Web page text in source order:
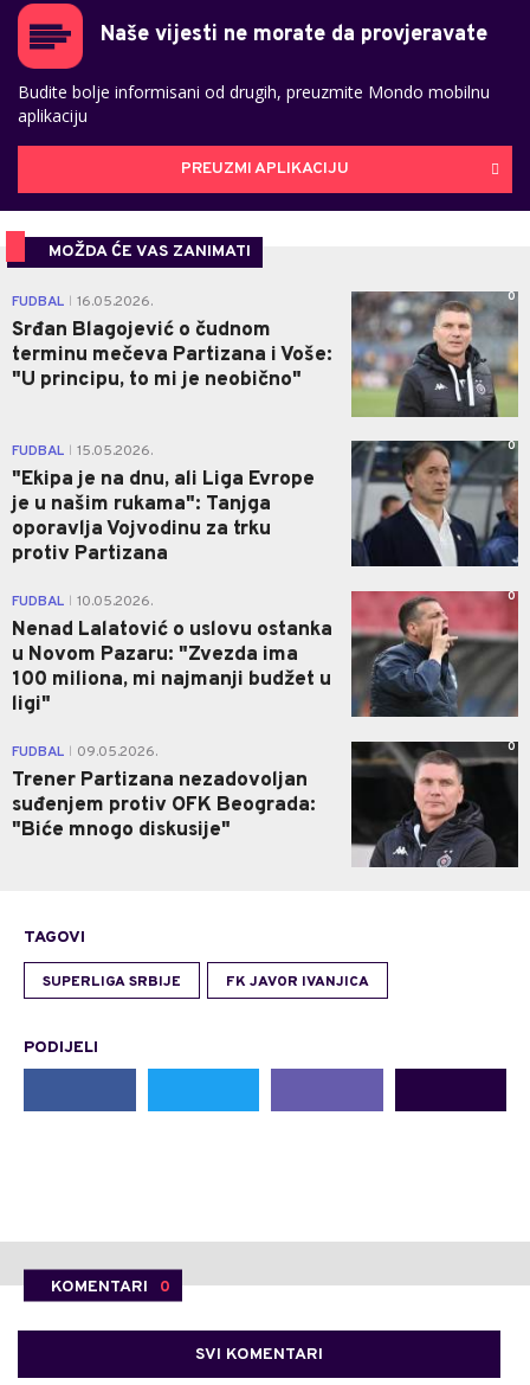
Naše vijesti ne morate da provjeravate
Budite bolje informisani od drugih, preuzmite Mondo mobilnu
aplikaciju
PREUZMI APLIKACIJU
MOŽDA ĆE VAS ZANIMATI
FUDBAL 16.05.2026.
Srđan Blagojević o čudnom
terminu mečeva Partizana i Voše:
"U principu, to mi je neobično"
0
FUDBAL 15.05.2026.
"Ekipa je na dnu, ali Liga Evrope
je u našim rukama": Tanjga
oporavlja Vojvodinu za trku
protiv Partizana
0
FUDBAL 10.05.2026.
Nenad Lalatović o uslovu ostanka
u Novom Pazaru: "Zvezda ima
100 miliona, mi najmanji budžet u
ligi"
0
FUDBAL 09.05.2026.
Trener Partizana nezadovoljan
suđenjem protiv OFK Beograda:
"Biće mnogo diskusije"
0
TAGOVI
SUPERLIGA SRBIJE FK JAVOR IVANJICA
PODIJELI
KOMENTARI 0
SVI KOMENTARI